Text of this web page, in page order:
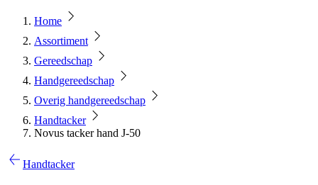
Home
Assortiment
Gereedschap
Handgereedschap
Overig handgereedschap
Handtacker
Novus tacker hand J-50
Handtacker